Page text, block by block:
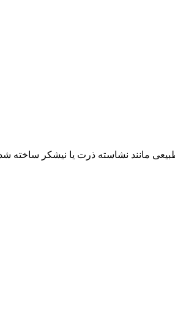
مانند نشاسته ذرت یا نیشکر ساخته